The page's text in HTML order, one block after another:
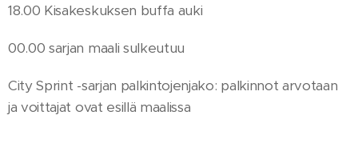
18.00 Kisakeskuksen buffa auki
00.00 sarjan maali sulkeutuu
City Sprint -sarjan palkintojenjako: palkinnot arvotaan
ja voittajat ovat esillä maalissa